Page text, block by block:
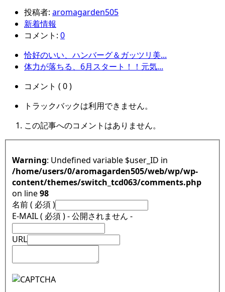
投稿者: aromagarden505
新着情報
コメント: 0
恰好のいい、ハンバーグ＆ガッツリ美...
体力が落ちる、6月スタート！！元気...
コメント ( 0 )
トラックバックは利用できません。
この記事へのコメントはありません。
Warning : Undefined variable $user_ID in
/home/users/0/aromagarden505/web/wp/wp-
content/themes/switch_tcd063/comments.php
on line98
名前 ( 必須 )
E-MAIL ( 必須 ) - 公開されません -
URL